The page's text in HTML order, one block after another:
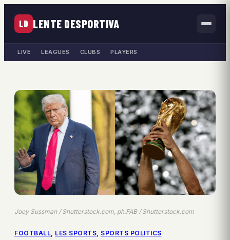
LD LENTE DESPORTIVA
LIVE LEAGUES CLUBS PLAYERS
Joey Sussman / Shutterstock.com, ph.FAB / Shutterstock.com
FOOTBALL, LES SPORTS, SPORTS POLITICS